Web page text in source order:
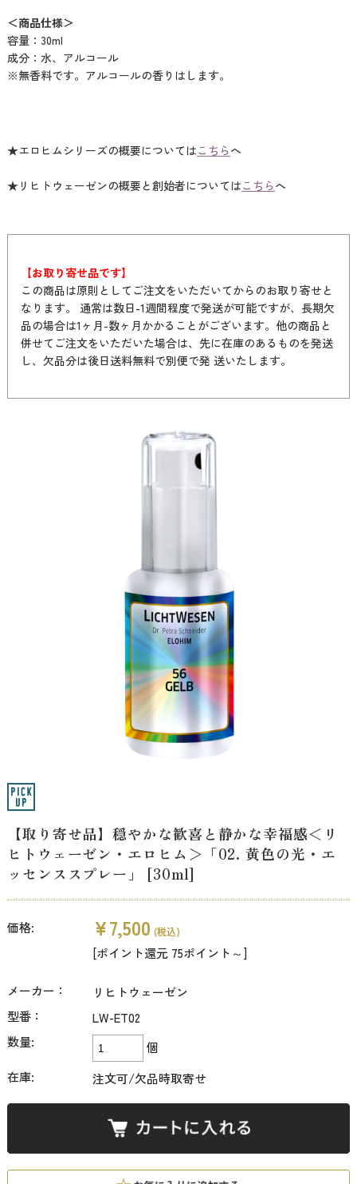
＜商品仕様＞
容量：30ml
成分：水、アルコール
※無香料です。アルコールの香りはします。
★エロヒムシリーズの概要についてはこちらへ
★リヒトウェーゼンの概要と創始者についてはこちらへ
【お取り寄せ品です】
この商品は原則としてご注文をいただいてからのお取り寄せと
なります。 通常は数日-1週間程度で発送が可能ですが、長期欠
品の場合は1ヶ月-数ヶ月かかることがございます。他の商品と
併せてご注文をいただいた場合は、先に在庫のあるものを発送
し、欠品分は後日送料無料で別便で発 送いたします。
【取り寄せ品】穏やかな歓喜と静かな幸福感＜リ
ヒトウェーゼン・エロヒム＞「02. 黄色の光・エ
ッセンススプレー」 [30ml]
価格: ¥7,500 (税込)
[ポイント還元 75ポイント～]
メーカー：
リヒトウェーゼン
型番：
LW-ET02
数量:
個
在庫:
注文可/欠品時取寄せ